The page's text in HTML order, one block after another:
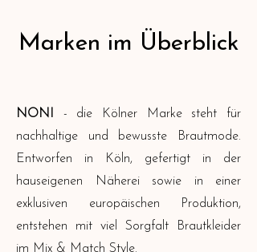
Marken im Überblick
NONI
- die Kölner Marke steht für
nachhaltige und bewusste Brautmode.
Entworfen in Köln, gefertigt in der
hauseigenen Näherei sowie in einer
exklusiven europäischen Produktion,
entstehen mit viel Sorgfalt Brautkleider
im Mix & Match Style.